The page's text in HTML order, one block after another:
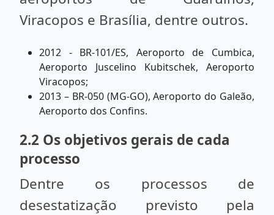
Viracopos e Brasília, dentre outros.
2012 - BR-101/ES, Aeroporto de Cumbica,
Aeroporto Juscelino Kubitschek, Aeroporto
Viracopos;
2013 – BR-050 (MG-GO), Aeroporto do Galeão,
Aeroporto dos Confins.
2.2 Os objetivos gerais de cada
processo
Dentre os processos de
desestatização previsto pela